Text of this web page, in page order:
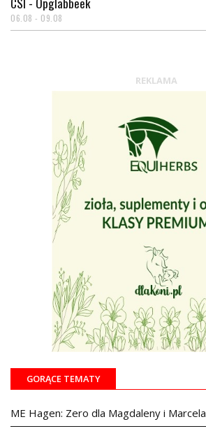
06.08 - 09.08
REKLAMA
GORĄCE TEMATY
ME Hagen: Zero dla Magdaleny i Marcela